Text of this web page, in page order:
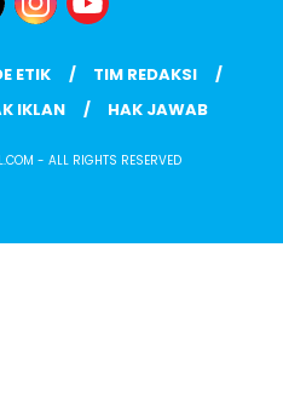
ETIK
TIM REDAKSI
IKLAN HAK JAWAB
- ALL RIGHTS RESERVED